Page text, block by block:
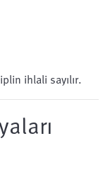
ihlali sayılır.